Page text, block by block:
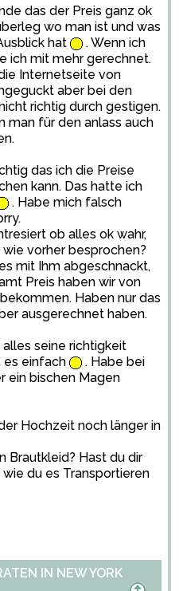
das der Preis ganz ok
wo man ist und was
hat
. Wenn ich
ich mit mehr gerechnet.
Internetseite von
aber bei den
richtig durch gestigen.
man für den anlass auch
das ich die Preise
kann. Das hatte ich
. Habe mich falsch
ob alles ok wahr,
vorher besprochen?
mit Ihm abgeschnackt,
Preis haben wir von
Haben nur das
ausgerechnet haben.
alles seine richtigkeit
es einfach
. Habe bei
ein bischen Magen
Hochzeit noch länger in
Brautkleid? Hast du dir
du es Transportieren
IN NEW YORK